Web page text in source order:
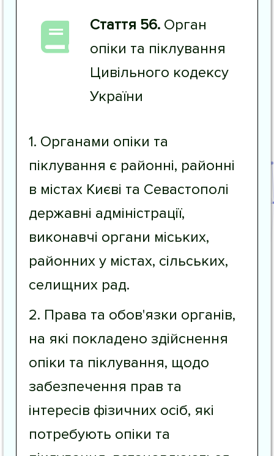
Стаття 56. Орган
опіки та піклування
Цивільного кодексу
України
1. Органами опіки та
піклування є районні, районні
в містах Києві та Севастополі
державні адміністрації,
виконавчі органи міських,
районних у містах, сільських,
селищних рад.
2. Права та обов'язки органів,
на які покладено здійснення
опіки та піклування, щодо
забезпечення прав та
інтересів фізичних осіб, які
потребують опіки та